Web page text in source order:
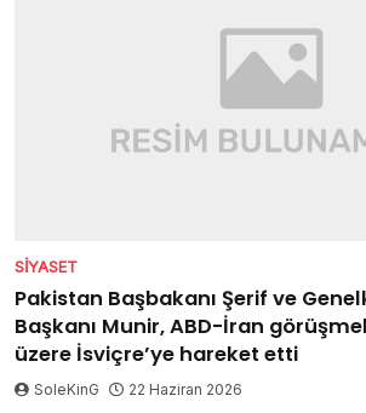
SIYASET
Pakistan Başbakanı Şerif ve
Başkanı Munir, ABD-İran
üzere İsviçre’ye hareket etti
SoleKinG 22 Haziran 2026